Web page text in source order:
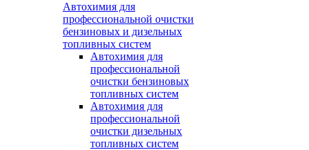
Автохимия для
профессиональной очистки
бензиновых и дизельных
топливных систем
Автохимия для
профессиональной
очистки бензиновых
топливных систем
Автохимия для
профессиональной
очистки дизельных
топливных систем